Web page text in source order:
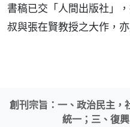
書稿已交「人間出版社」
叔與張在賢教授之大作，
創刊宗旨：一、政治民主，
統一；三、復